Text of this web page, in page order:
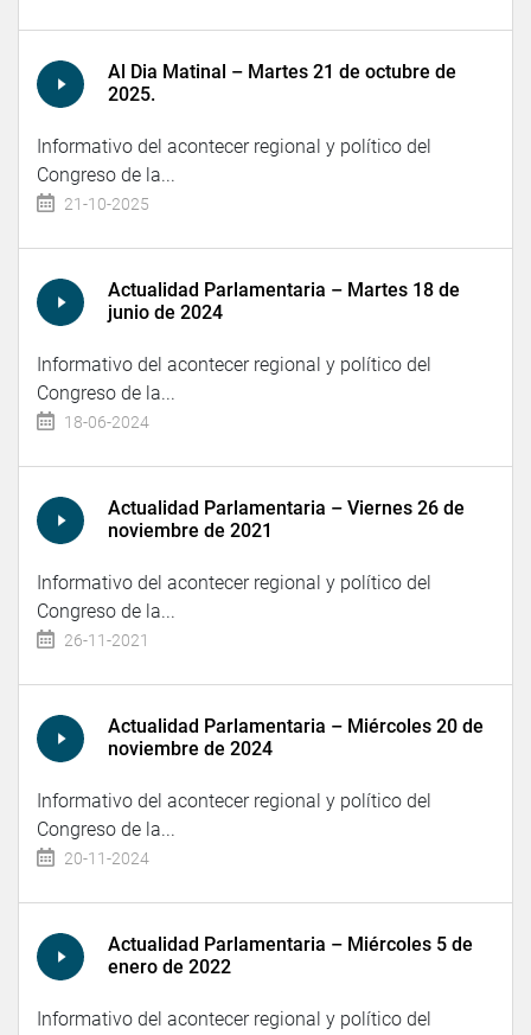
Al Dia Matinal – Martes 21 de octubre de
2025.
Informativo del acontecer regional y político del
Congreso de la...
21-10-2025
Actualidad Parlamentaria – Martes 18 de
junio de 2024
Informativo del acontecer regional y político del
Congreso de la...
18-06-2024
Actualidad Parlamentaria – Viernes 26 de
noviembre de 2021
Informativo del acontecer regional y político del
Congreso de la...
26-11-2021
Actualidad Parlamentaria – Miércoles 20 de
noviembre de 2024
Informativo del acontecer regional y político del
Congreso de la...
20-11-2024
Actualidad Parlamentaria – Miércoles 5 de
enero de 2022
Informativo del acontecer regional y político del